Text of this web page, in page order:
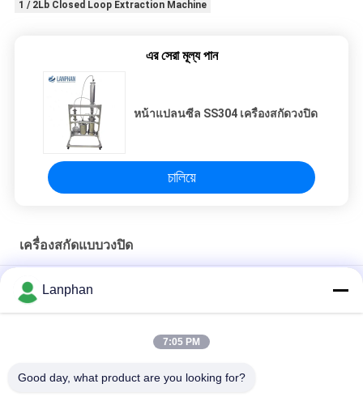
1 / 2Lb Closed Loop Extraction Machine
এর সেরা মূল্য পান
หน้าแปลนซีล SS304 เครื่องสกัดวงปิด
চালিয়ে
เครื่องสกัดแบบวงปิด
SS304 เครื่องสกัดแบบวงปิด
Lanphan
7:05 PM
Good day, what product are you looking for?